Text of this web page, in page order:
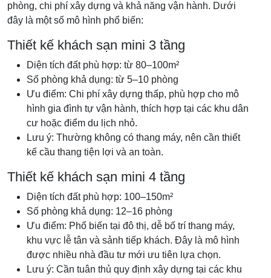
phòng, chi phí xây dựng và khả năng vận hành. Dưới
đây là một số mô hình phổ biến:
Thiết kế khách sạn mini 3 tầng
Diện tích đất phù hợp: từ 80–100m²
Số phòng khả dụng: từ 5–10 phòng
Ưu điểm: Chi phí xây dựng thấp, phù hợp cho mô
hình gia đình tự vận hành, thích hợp tại các khu dân
cư hoặc điểm du lịch nhỏ.
Lưu ý: Thường không có thang máy, nên cần thiết
kế cầu thang tiện lợi và an toàn.
Thiết kế khách sạn mini 4 tầng
Diện tích đất phù hợp: 100–150m²
Số phòng khả dụng: 12–16 phòng
Ưu điểm: Phổ biến tại đô thị, dễ bố trí thang máy,
khu vực lễ tân và sảnh tiếp khách. Đây là mô hình
được nhiều nhà đầu tư mới ưu tiên lựa chọn.
Lưu ý: Cần tuân thủ quy định xây dựng tại các khu